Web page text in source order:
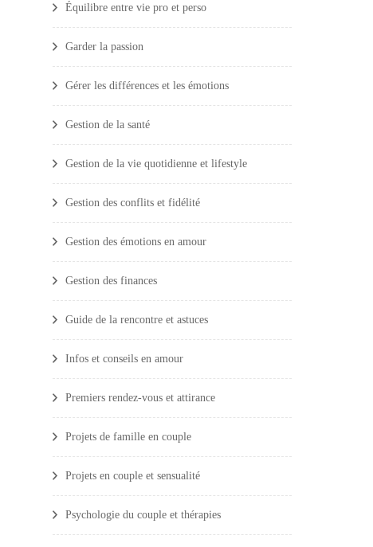
Équilibre entre vie pro et perso
Garder la passion
Gérer les différences et les émotions
Gestion de la santé
Gestion de la vie quotidienne et lifestyle
Gestion des conflits et fidélité
Gestion des émotions en amour
Gestion des finances
Guide de la rencontre et astuces
Infos et conseils en amour
Premiers rendez-vous et attirance
Projets de famille en couple
Projets en couple et sensualité
Psychologie du couple et thérapies